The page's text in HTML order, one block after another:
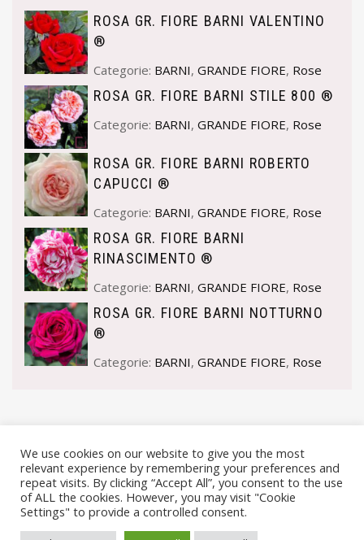
ROSA GR. FIORE BARNI VALENTINO
®
Categorie: BARNI,GRANDE FIORE, Rose
ROSA GR. FIORE BARNI STILE 800 ®
Categorie: BARNI,GRANDE FIORE, Rose
ROSA GR. FIORE BARNI ROBERTO
CAPUCCI ®
Categorie: BARNI,GRANDE FIORE, Rose
ROSA GR. FIORE BARNI
RINASCIMENTO ®
Categorie: BARNI,GRANDE FIORE, Rose
ROSA GR. FIORE BARNI NOTTURNO
®
Categorie: BARNI,GRANDE FIORE, Rose
We use cookies on our website to give you the most
relevant experience by remembering your preferences and
repeat visits. By clicking “Accept All”, you consent to the use
of ALL the cookies. However, you may visit "Cookie
Settings" to provide a controlled consent.